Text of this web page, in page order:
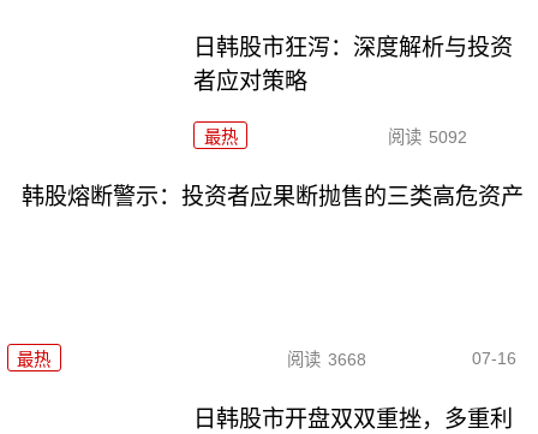
日韩股市狂泻：深度解析与投资
者应对策略
最热 阅读 5092
韩股熔断警示：投资者应果断抛售的三类高危资产
最热 阅读 3668 07-16
日韩股市开盘双双重挫，多重利